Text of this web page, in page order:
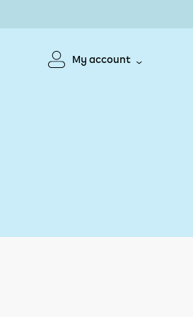
My account